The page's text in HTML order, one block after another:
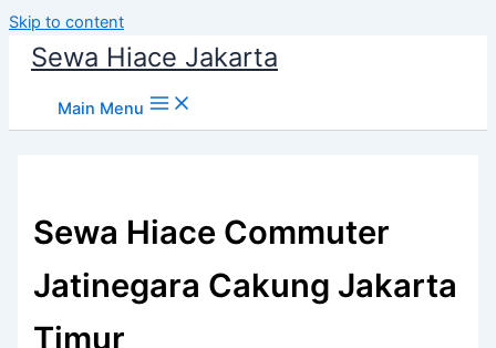
Skip to content
Sewa Hiace Jakarta
Main Menu
Sewa Hiace Commuter
Jatinegara Cakung Jakarta
Timur